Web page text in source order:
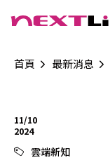
首頁 最新消息
11/10
2024
雲端新知